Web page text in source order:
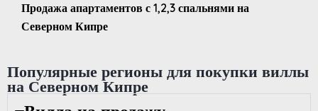
Продажа апартаментов с 1,2,3 спальнями на
Северном Кипре
Популярные регионы для покупки виллы
на Северном Кипре